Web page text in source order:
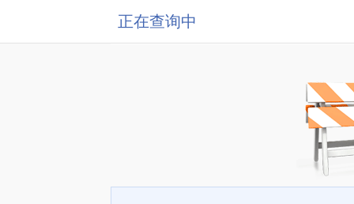
正在查询中